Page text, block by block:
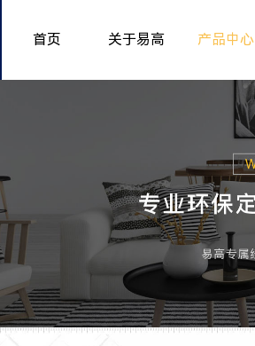
首页 关于易高
>
专卖形象 >
产品中心
室内非
儿童房
厨房空
餐厅空
客厅空
卧室空
木门系